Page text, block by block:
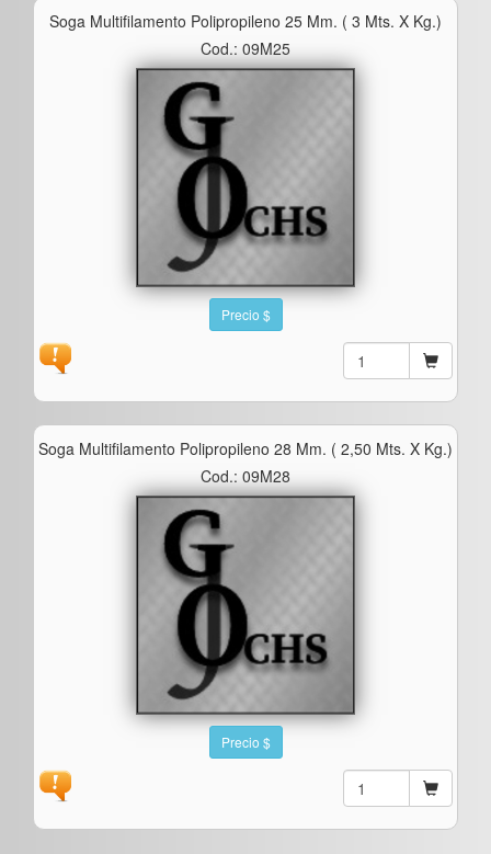
Soga Multifilamento Polipropileno 25 Mm. ( 3 Mts. X Kg.)
Cod.: 09M25
Precio $
Soga Multifilamento Polipropileno 28 Mm. ( 2,50 Mts. X Kg.)
Cod.: 09M28
Precio $